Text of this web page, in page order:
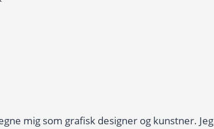
mig som grafisk designer og kunstner. Jeg